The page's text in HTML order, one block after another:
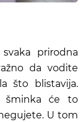
prirodna
da vodite
što blistavija.
šminka će to
U tom